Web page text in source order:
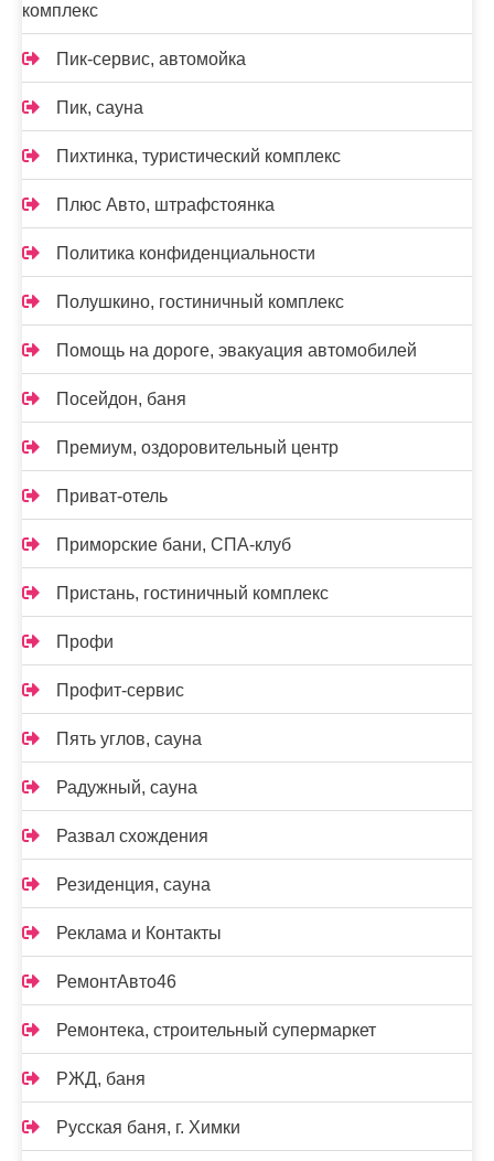
комплекс
Пик-сервис, автомойка
Пик, сауна
Пихтинка, туристический комплекс
Плюс Авто, штрафстоянка
Политика конфиденциальности
Полушкино, гостиничный комплекс
Помощь на дороге, эвакуация автомобилей
Посейдон, баня
Премиум, оздоровительный центр
Приват-отель
Приморские бани, СПА-клуб
Пристань, гостиничный комплекс
Профи
Профит-сервис
Пять углов, сауна
Радужный, сауна
Развал схождения
Резиденция, сауна
Реклама и Контакты
РемонтАвто46
Ремонтека, строительный супермаркет
РЖД, баня
Русская баня, г. Химки